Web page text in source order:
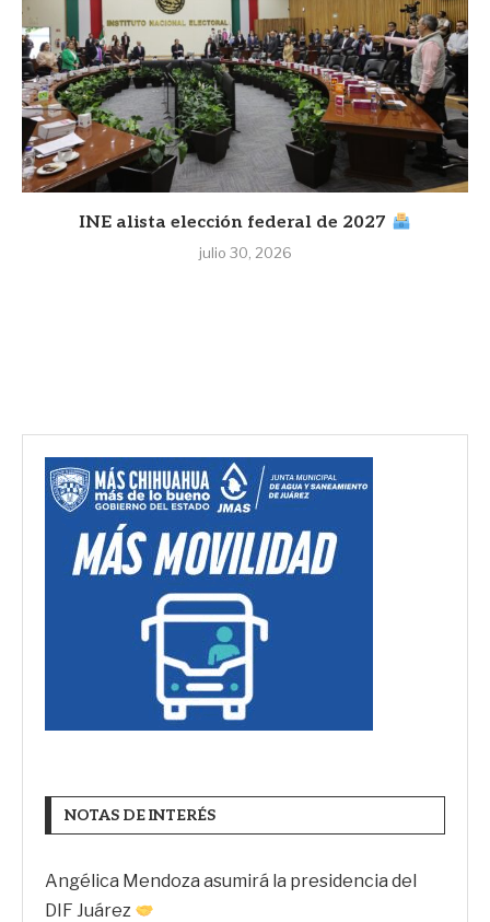
INE alista elección federal de 2027
julio 30, 2026
NOTAS DE INTERÉS
Angélica Mendoza asumirá la presidencia del
DIF Juárez